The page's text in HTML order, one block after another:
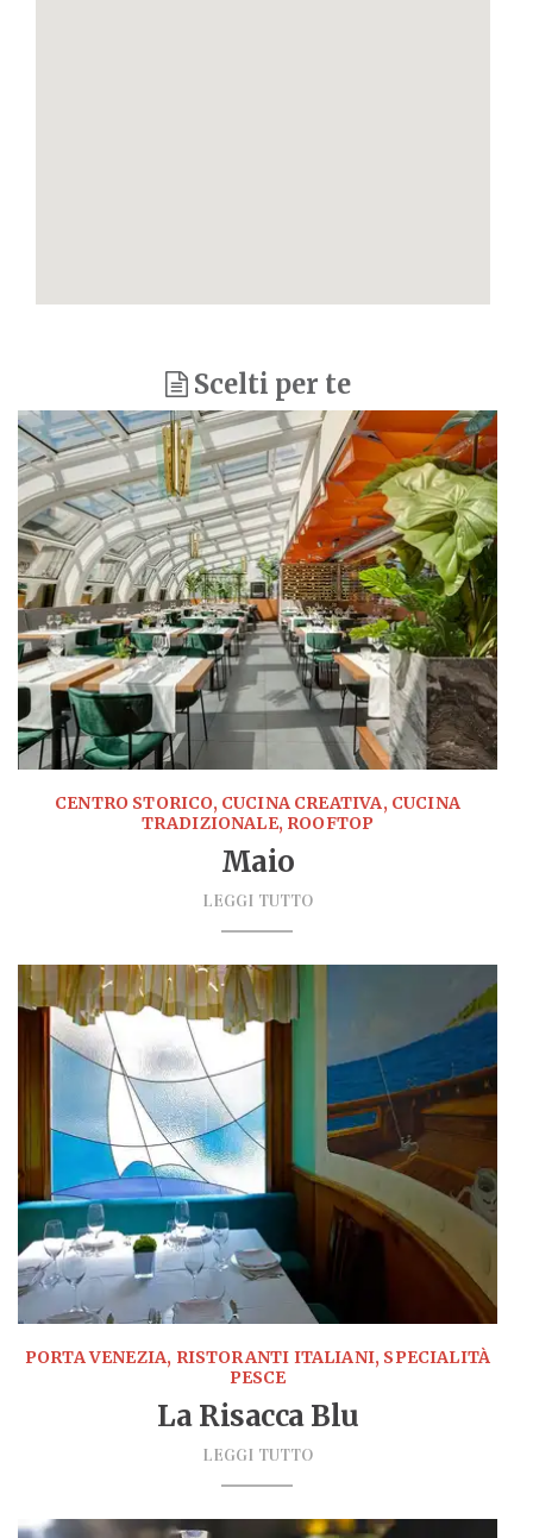
Scelti per te
CENTRO STORICO, CUCINA CREATIVA, CUCINA
TRADIZIONALE, ROOFTOP
Maio
LEGGI TUTTO
PORTA VENEZIA, RISTORANTI ITALIANI, SPECIALITÀ
PESCE
La Risacca Blu
LEGGI TUTTO